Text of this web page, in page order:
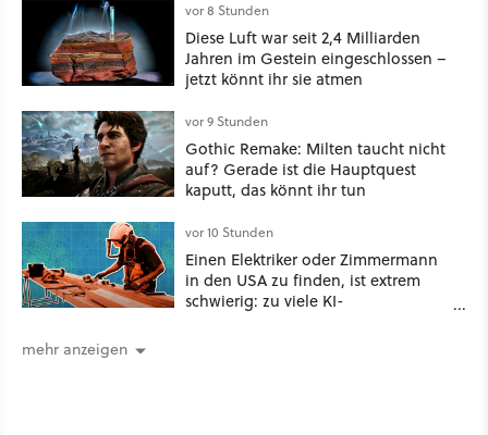
vor 8 Stunden
Diese Luft war seit 2,4 Milliarden
Jahren im Gestein eingeschlossen –
jetzt könnt ihr sie atmen
vor 9 Stunden
Gothic Remake: Milten taucht nicht
auf? Gerade ist die Hauptquest
kaputt, das könnt ihr tun
vor 10 Stunden
Einen Elektriker oder Zimmermann
in den USA zu finden, ist extrem
schwierig: zu viele KI-
mehr anzeigen